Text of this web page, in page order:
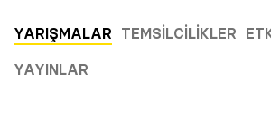
YARIŞMALAR TEMSILCILIKLER
YAYINLAR